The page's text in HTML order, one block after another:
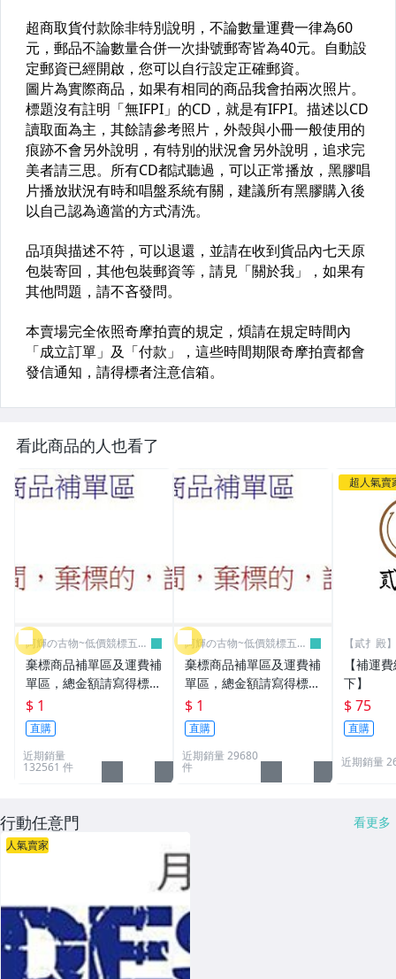
看此商品的人也看了
阿輝の古物~低價競標五六
日結標
棄標商品補單區及運費補
單區，總金額請寫得標商
品金額，運費請寫棄標商
品原設定之運費
$ 1
直購
近期銷量
132561 件
阿輝の古物~低價競標五六
日結標
棄標商品補單區及運費補
單區，總金額請寫得標商
品金額，運費請寫棄標商
品原設定之運費
$ 1
直購
近期銷量 29680
件
超人氣賣
【貳扌殿
我
【補運
下】
$ 75
直購
近期銷量
行動任意門 看更多
人氣賣家